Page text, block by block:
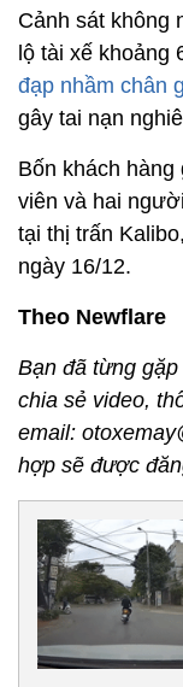
Cảnh sát không
lộ tài xế
đạp nhầm chân
gây tai nạn
Bốn khách
viên và hai
tại thị trấn
ngày 16/12.
Theo Newflare
Bạn đã từng
chia sẻ video,
email:
hợp sẽ được